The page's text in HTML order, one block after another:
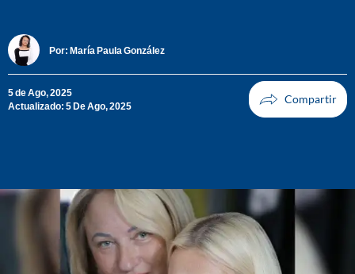
Por: María Paula González
5 de Ago, 2025
Actualizado: 5 De Ago, 2025